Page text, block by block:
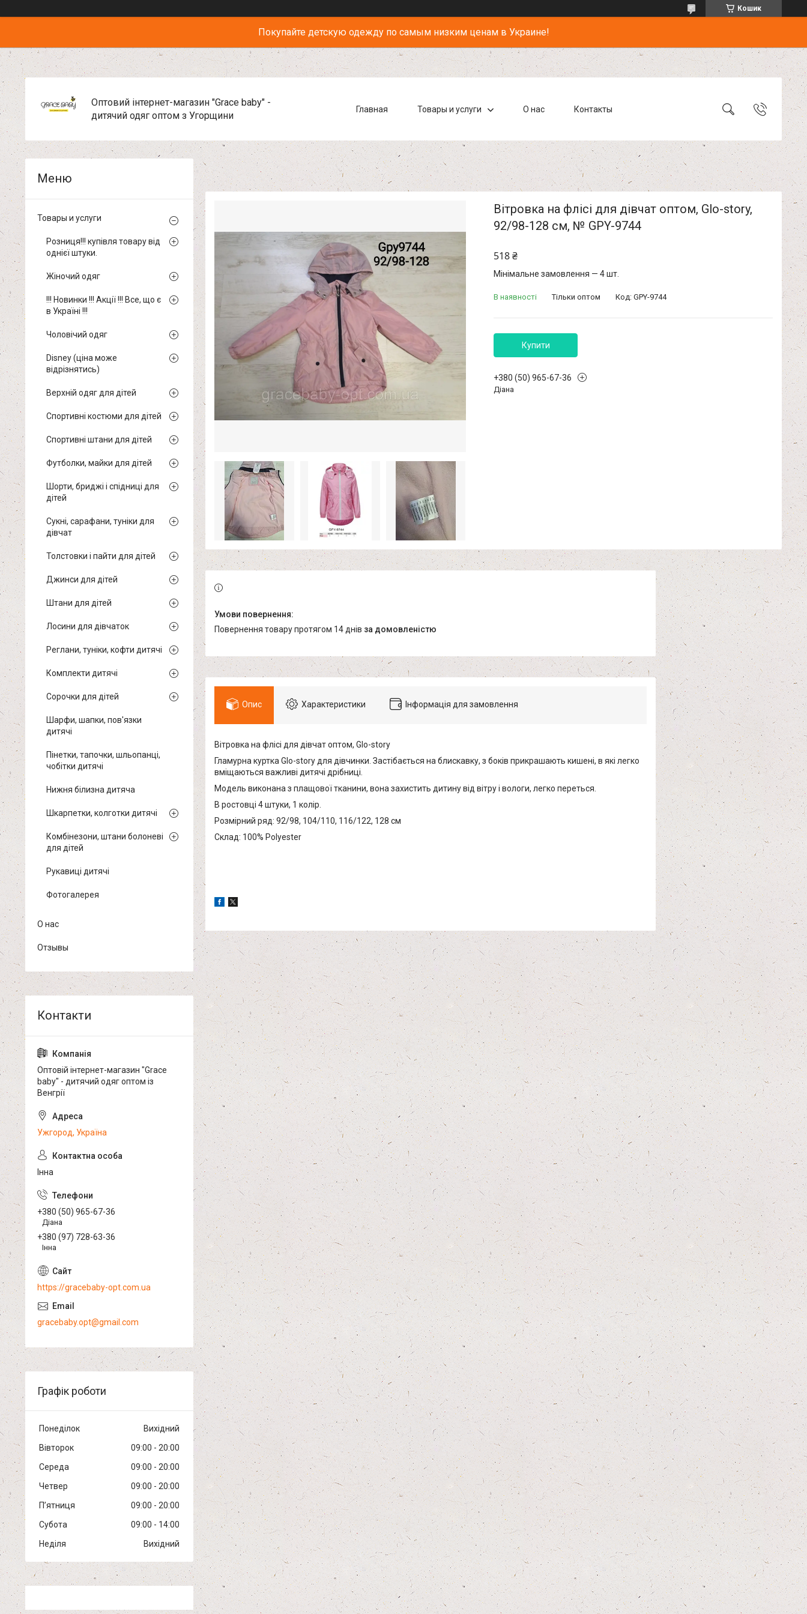
Кошик
Покупайте детскую одежду по самым низким ценам в Украине!
Оптовий інтернет-магазин "Grace baby" -
дитячий одяг оптом з Угорщини
Главная Товары и услуги О нас Контакты
Вітровка на флісі для дівчат оптом, Glo-story,
92/98-128 см, № GPY-9744
518 ₴
Мінімальне замовлення — 4 шт.
В наявності Тільки оптом Код: GPY-9744
Купити
+380 (50) 965-67-36
Діана
повернення товару протягом 14 днів за домовленістю
Опис Характеристики Інформація для замовлення
Вітровка на флісі для дівчат оптом, Glo-story
Гламурна куртка Glo-story для дівчинки. Застібається на блискавку, з боків прикрашають кишені, в які легко
вміщаються важливі дитячі дрібниці.
Модель виконана з плащової тканини, вона захистить дитину від вітру і вологи, легко переться.
В ростовці 4 штуки, 1 колір.
Розмірний ряд: 92/98, 104/110, 116/122, 128 см
Склад: 100% Polyester
Товары и услуги
Розниця!!! купівля товару від
однієї штуки.
Жіночий одяг
!!! Новинки !!! Акції !!! Все, що є
в Україні !!!
Чоловічий одяг
Disney (ціна може
відрізнятись)
Верхній одяг для дітей
Спортивні костюми для дітей
Спортивні штани для дітей
Футболки, майки для дітей
Шорти, бриджі і спідниці для
дітей
Сукні, сарафани, туніки для
дівчат
Толстовки і пайти для дітей
Джинси для дітей
Штани для дітей
Лосини для дівчаток
Реглани, туніки, кофти дитячі
Комплекти дитячі
Сорочки для дітей
Шарфи, шапки, пов'язки
дитячі
Пінетки, тапочки, шльопанці,
чобітки дитячі
Нижня білизна дитяча
Шкарпетки, колготки дитячі
Комбінезони, штани болоневі
для дітей
Рукавиці дитячі
Фотогалерея
О нас
Отзывы
Оптовій інтернет-магазин "Grace
baby" - дитячий одяг оптом із
Венгрії
Ужгород, Україна
Інна
+380 (50) 965-67-36
Діана
+380 (97) 728-63-36
Інна
https://gracebaby-opt.com.ua
gracebaby.opt@gmail.com
Графік роботи
Понеділок
Вихідний
Вівторок
09:00
20:00
Середа
09:00
20:00
Четвер
09:00
20:00
Пʼятниця
09:00
20:00
Субота
09:00
14:00
Неділя
Вихідний